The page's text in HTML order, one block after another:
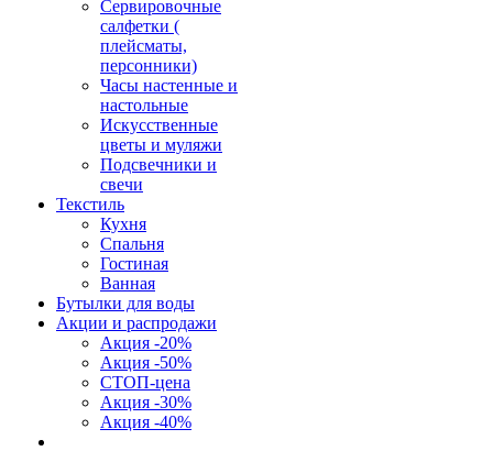
Сервировочные
салфетки (
плейсматы,
персонники)
Часы настенные и
настольные
Искусственные
цветы и муляжи
Подсвечники и
свечи
Текстиль
Кухня
Спальня
Гостиная
Ванная
Бутылки для воды
Акции и распродажи
Акция -20%
Акция -50%
СТОП-цена
Акция -30%
Акция -40%